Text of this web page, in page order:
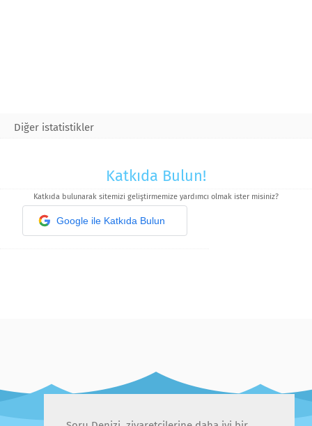
Diğer istatistikler
Katkıda Bulun!
Katkıda bulunarak sitemizi geliştirmemize yardımcı olmak ister misiniz?
Google ile Katkıda Bulun